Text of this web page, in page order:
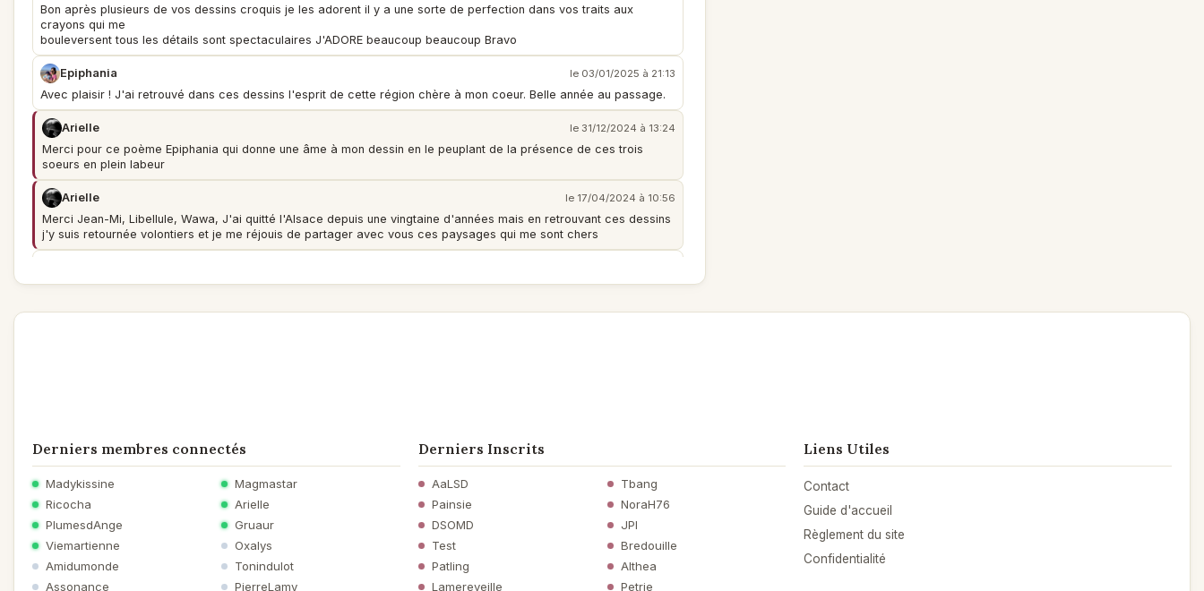
Bon après plusieurs de vos dessins croquis je les adorent il y a une sorte de perfection dans vos traits aux
crayons qui me
bouleversent tous les détails sont spectaculaires J'ADORE beaucoup beaucoup Bravo
Epiphania le 03/01/2025 à 21:13
Avec plaisir ! J'ai retrouvé dans ces dessins l'esprit de cette région chère à mon coeur. Belle année au passage.
Arielle le 31/12/2024 à 13:24
Merci pour ce poème Epiphania qui donne une âme à mon dessin en le peuplant de la présence de ces trois
soeurs en plein labeur
Arielle le 17/04/2024 à 10:56
Merci Jean-Mi, Libellule, Wawa, J'ai quitté l'Alsace depuis une vingtaine d'années mais en retrouvant ces dessins
j'y suis retournée volontiers et je me réjouis de partager avec vous ces paysages qui me sont chers
L'Alsace a de la chance d'être si bien dessinée, bravo !
très joli. Merci pour ce partage.
Derniers membres connectés
Madykissine
Magmastar
Ricocha
Arielle
PlumesdAnge
Gruaur
Viemartienne
Oxalys
Amidumonde
Tonindulot
Assonance
PierreLamy
Derniers Inscrits
AaLSD
Tbang
Painsie
NoraH76
DSOMD
JPI
Test
Bredouille
Patling
Althea
Lamereveille
Petrie
Liens Utiles
Contact
Guide d'accueil
Règlement du site
Confidentialité